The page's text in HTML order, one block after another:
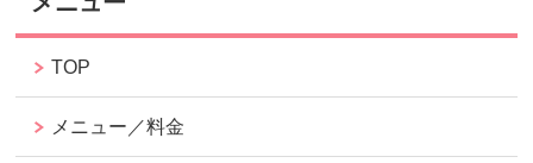
TOP
メニュー／料金